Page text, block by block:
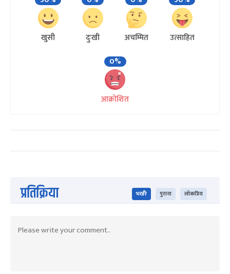
खुसी दुःखी अचम्मित
उत्साहित
0%
आक्रोशित
प्रतिक्रिया भर्खरै पुराना लोकप्रिय